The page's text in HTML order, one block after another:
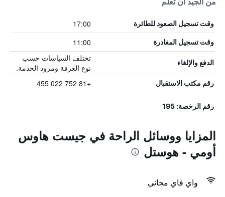
وقت تسجيل الصعود للطائرة 17:00
وقت تسجيل المغادرة 11:00
الدفع والإلغاء
تختلف السياسات حسب
نوع الغرفة ومزود الخدمة.
رقم مكتب الاستقبال +81 752 022 455
رقم الرخصة: 195
المزايا ووسائل الراحة في جيست هاوس
أومي - هوستل
واي فاي مجاني